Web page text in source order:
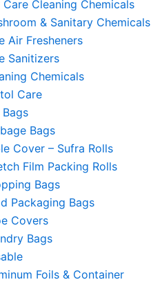
Care Cleaning Chemicals
& Sanitary Chemicals
Air Fresheners
Sanitizers
Chemicals
Care
Bags
Cover – Sufra Rolls
Film Packing Rolls
Bags
Packaging Bags
Covers
Bags
Foils & Container